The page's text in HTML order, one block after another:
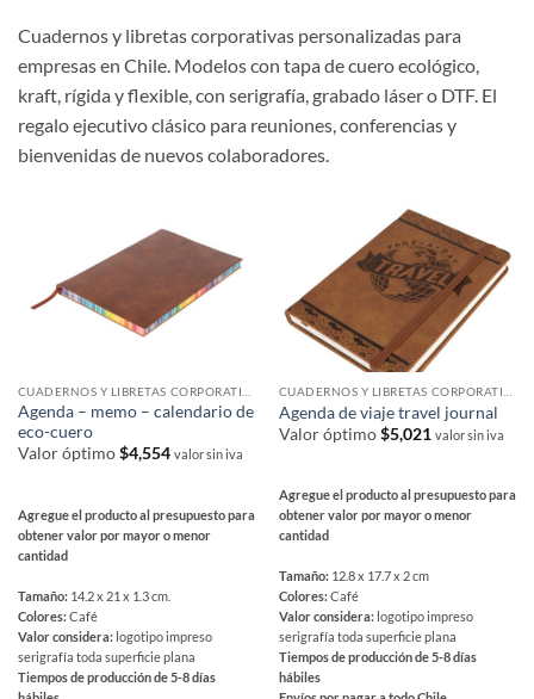
Cuadernos y libretas corporativas personalizadas para
empresas en Chile. Modelos con tapa de cuero ecológico,
kraft, rígida y flexible, con serigrafía, grabado láser o DTF. El
regalo ejecutivo clásico para reuniones, conferencias y
bienvenidas de nuevos colaboradores.
Agenda – memo – calendario de
eco-cuero
Valor óptimo$4,554 valor sin iva
Agregue el producto al presupuesto para
obtener valor por mayor o menor
cantidad
Tamaño: 14.2 x 21 x 1.3 cm.
Colores:Café
Valor considera: logotipo impreso
serigrafía toda superficie plana
Tiempos de producción de 5-8 días
Agenda de viaje travel journal
Valor óptimo$5,021 valor sin iva
Agregue el producto al presupuesto para
obtener valor por mayor o menor
cantidad
Tamaño: 12.8 x 17.7 x 2 cm
Colores:Café
Valor considera: logotipo impreso
serigrafía toda superficie plana
Tiempos de producción de 5-8 días
hábiles